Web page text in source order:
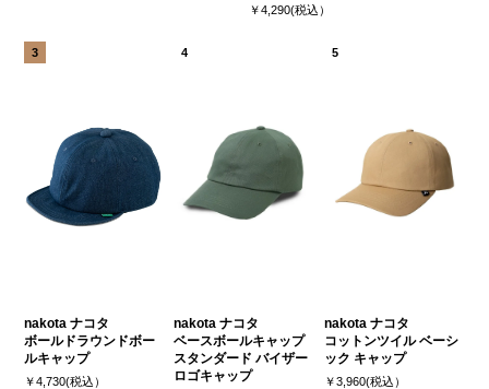
￥4,290(税込）
nakota ナコタ
ボールドラウンドボー
ルキャップ
￥4,730(税込）
nakota ナコタ
ベースボールキャップ
スタンダード バイザー
ロゴキャップ
nakota ナコタ
コットンツイル ベーシ
ック キャップ
￥3,960(税込）